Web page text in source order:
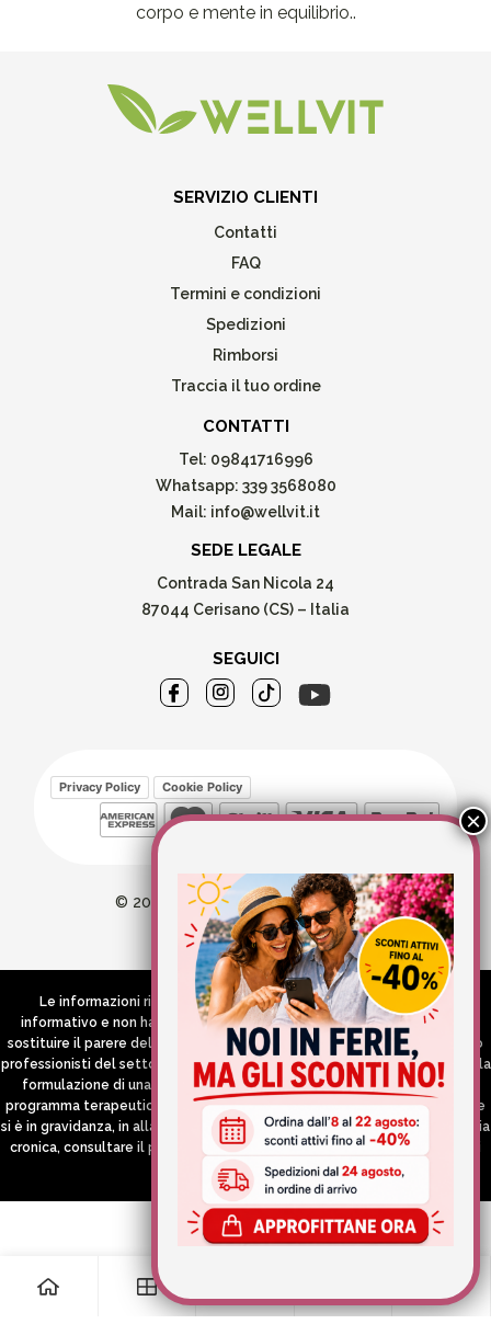
corpo e mente in equilibrio..
SERVIZIO CLIENTI
Contatti
FAQ
Termini e condizioni
Spedizioni
Rimborsi
Traccia il tuo ordine
CONTATTI
Tel: 09841716996
Whatsapp: 339 3568080
Mail: info@wellvit.it
SEDE LEGALE
Contrada San Nicola 24
87044 Cerisano (CS) – Italia
SEGUICI
Privacy Policy Cookie Policy
© 2026 Wellvit All Rights Reserved
Credits:Aries comunica
Le informazioni riportate nel Sito hanno esclusivamente scopo
informativo e non hanno in alcun modo né la pretesa né l’obiettivo di
sostituire il parere del medico e/o specialista, di altri operatori sanitari o
professionisti del settore che devono in ogni caso essere contattati per la
formulazione di una diagnosi o l’indicazione di un eventuale corretto
programma terapeutico e/o dietetico e/o di integrazione alimentare. Se
si è in gravidanza, in allattamento o si stanno assumendo farmaci in terapia
cronica, consultare il proprio medico curante prima di assumere qualsiasi
integratore.